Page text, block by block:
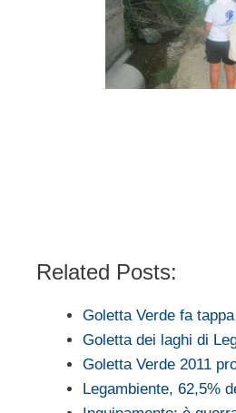
Related Posts:
Goletta Verde fa
Goletta dei laghi di
Goletta Verde 2011
Legambiente, 62,5%